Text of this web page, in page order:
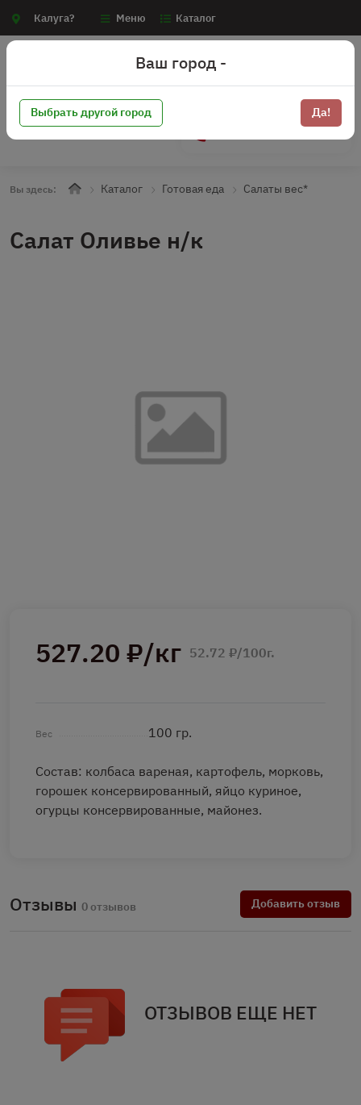
Калуга? Меню Каталог
Вы здесь: Каталог Готовая еда Салаты вес*
Салат Оливье н/к
527.20 ₽/кг 52.72 ₽/100г.
Вес 100 гр.
Состав: колбаса вареная, картофель, морковь,
горошек консервированный, яйцо куриное,
огурцы консервированные, майонез.
Отзывы 0 отзывов Добавить отзыв
ОТЗЫВОВ ЕЩЕ НЕТ
Ваш город -
Выбрать другой город Да!